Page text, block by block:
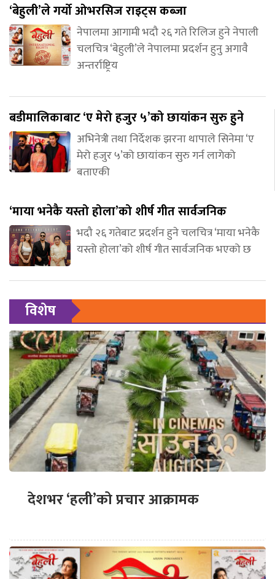
‘बेहुली’ले गर्यो ओभरसिज राइट्स कब्जा
नेपालमा आगामी भदौ २६ गते रिलिज हुने नेपाली
चलचित्र ‘बेहुली’ले नेपालमा प्रदर्शन हुनु अगावै
अन्तर्राष्ट्रिय
बडीमालिकाबाट ‘ए मेरो हजुर ५’को छायांकन सुरु हुने
अभिनेत्री तथा निर्देशक झरना थापाले सिनेमा ‘ए
मेरो हजुर ५’को छायांकन सुरु गर्न लागेको
बताएकी
‘माया भनेकै यस्तो होला’को शीर्ष गीत सार्वजनिक
भदौ २६ गतेबाट प्रदर्शन हुने चलचित्र ‘माया भनेकै
यस्तो होला’को शीर्ष गीत सार्वजनिक भएको छ
विशेष
देशभर ‘हली’को प्रचार आक्रामक